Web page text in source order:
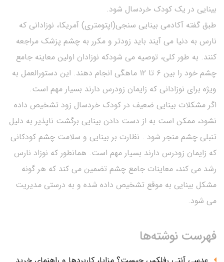
بینایی در یک کودک خردسال شود.
طبق گفته آکادمی بینایی سنجی(اپتومتری) آمریکا، نوزادانی که
نارس به دنیا می آیند باید زودتر و مکرر به چشم پزشک مراجعه
کنند. به طور کلی، توصیه می شودکه نوزادان اولین معاینه جامع
چشم خود را بین ۶ تا ۱۲ ماهگی انجام دهند. این دستورالعمل به
ویژه برای نوزادانی که زایمان زودرس دارند بسیار مهم است.
اگر مشکلات بینایی ضعیف در کودک خردسال زود تشخیص داده
نشود، ممکن است به از دست دادن بینایی برگشت ناپذیر به دلیل
تنبلی چشم منجر شود . نظارت بر بینایی و سلامت چشم کودکانی
که زایمان زودرس دارند بسیار مهم است. همانطور که نوزاد نارس
رشد می کند، معاینات جامع چشم تضمین می کند که هر گونه
مشکل بینایی به موقع تشخیص داده شده و به درستی مدیریت
می شود.
فهرست نوشته‌ها